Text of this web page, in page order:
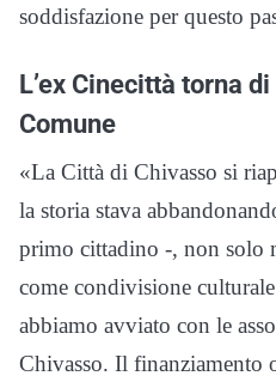
soddisfazione per questo
L’ex Cinecittà torna
Comune
«La Città di Chivasso si
la storia stava
primo cittadino -, non solo
come condivisione
abbiamo avviato con le
Chivasso. Il finanziamento